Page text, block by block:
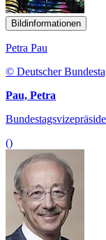
Bildinformationen
Petra Pau
© Deutscher
Pau, Petra
()